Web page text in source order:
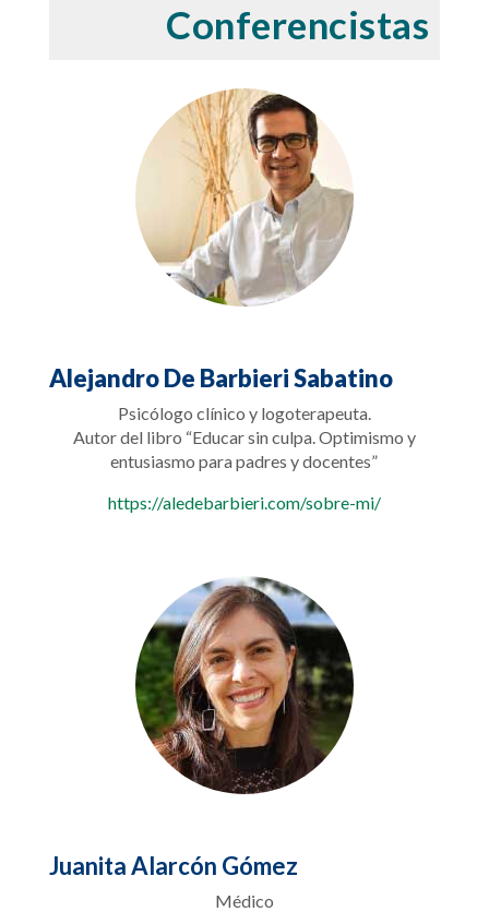
Conferencistas
Alejandro De Barbieri Sabatino
Psicólogo clínico y logoterapeuta.
Autor del libro “Educar sin culpa. Optimismo y
entusiasmo para padres y docentes”
https://aledebarbieri.com/sobre-mi/
Juanita Alarcón Gómez
Médico